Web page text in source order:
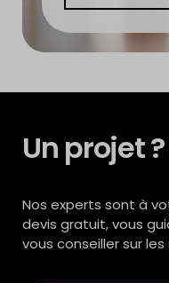
Un projet ?
Nos experts sont à
devis gratuit, vous
vous conseiller sur